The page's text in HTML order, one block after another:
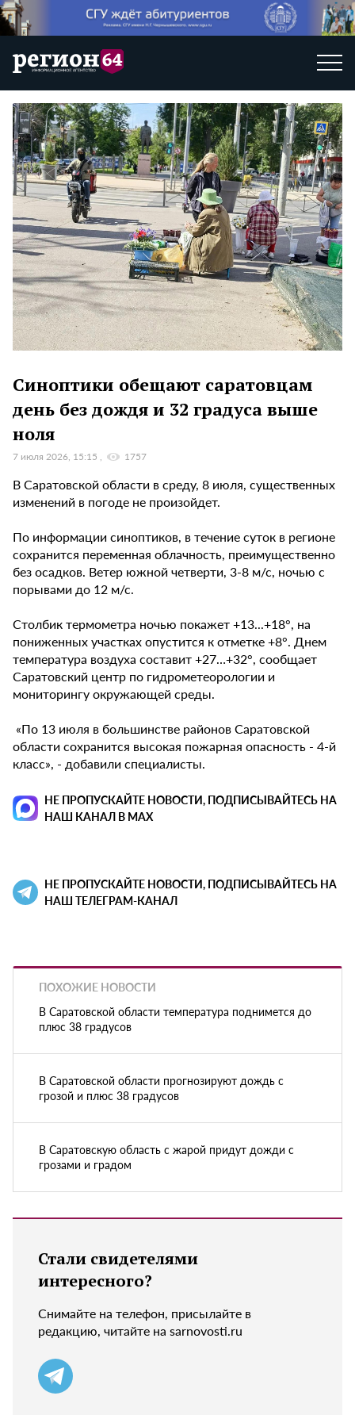
Синоптики обещают саратовцам
день без дождя и 32 градуса выше
ноля
7 июля 2026, 15:15 1757
В Саратовской области в среду, 8 июля, существенных
изменений в погоде не произойдет.
По информации синоптиков, в течение суток в регионе
сохранится переменная облачность, преимущественно
без осадков. Ветер южной четверти, 3-8 м/с, ночью с
порывами до 12 м/с.
Столбик термометра ночью покажет +13...+18°, на
пониженных участках опустится к отметке +8°. Днем
температура воздуха составит +27…+32°, сообщает
Саратовский центр по гидрометеорологии и
мониторингу окружающей среды.
«По 13 июля в большинстве районов Саратовской
области сохранится высокая пожарная опасность - 4-й
класс», - добавили специалисты.
НЕ ПРОПУСКАЙТЕ НОВОСТИ, ПОДПИСЫВАЙТЕСЬ НА
НАШ КАНАЛ В MAX
НЕ ПРОПУСКАЙТЕ НОВОСТИ, ПОДПИСЫВАЙТЕСЬ НА
НАШ ТЕЛЕГРАМ-КАНАЛ
ПОХОЖИЕ НОВОСТИ
В Саратовской области температура поднимется до
плюс 38 градусов
В Саратовской области прогнозируют дождь с
грозой и плюс 38 градусов
В Саратовскую область с жарой придут дожди с
грозами и градом
Стали свидетелями
интересного?
Снимайте на телефон, присылайте в
редакцию, читайте на sarnovosti.ru